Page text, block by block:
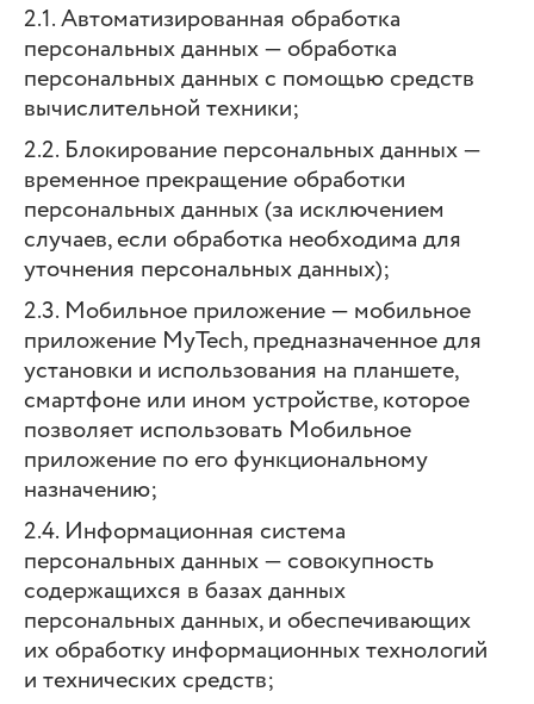
2.1. Автоматизированная обработка
персональных данных — обработка
персональных данных с помощью средств
вычислительной техники;
2.2. Блокирование персональных данных —
временное прекращение обработки
персональных данных (за исключением
случаев, если обработка необходима для
уточнения персональных данных);
2.3. Мобильное приложение — мобильное
приложение MyTech, предназначенное для
установки и использования на планшете,
смартфоне или ином устройстве, которое
позволяет использовать Мобильное
приложение по его функциональному
назначению;
2.4. Информационная система
персональных данных — совокупность
содержащихся в базах данных
персональных данных, и обеспечивающих
их обработку информационных технологий
и технических средств;